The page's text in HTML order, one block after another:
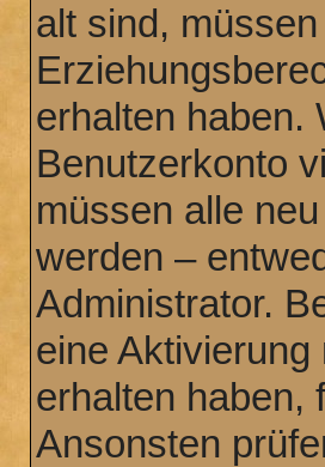
alt sind,
erhalten haben.
Benutzerkonto
müssen alle
werden –
Administrator.
eine
erhalten haben,
Ansonsten